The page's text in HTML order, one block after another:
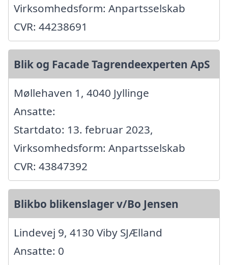
Virksomhedsform: Anpartsselskab
CVR: 44238691
Blik og Facade Tagrendeexperten ApS
Møllehaven 1, 4040 Jyllinge
Ansatte:
Startdato: 13. februar 2023,
Virksomhedsform: Anpartsselskab
CVR: 43847392
Blikbo blikenslager v/Bo Jensen
Lindevej 9, 4130 Viby SJÆlland
Ansatte: 0